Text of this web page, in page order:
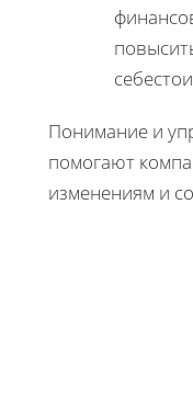
Понимание и
помогают
изменениям и